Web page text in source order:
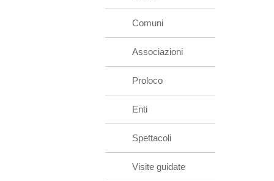
Comuni
Associazioni
Proloco
Enti
Spettacoli
Visite guidate